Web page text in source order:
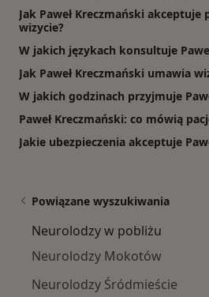
Jak Paweł Kreczmański akceptuje
wizycie?
W jakich językach konsultuje
Jak Paweł Kreczmański umawia
W jakich godzinach przyjmuje
Paweł Kreczmański: co mówią
Jakie ubezpieczenia akceptuje
Powiązane wyszukiwania
Neurolodzy w pobliżu
Neurolodzy Mokotów
Neurolodzy Śródmieście